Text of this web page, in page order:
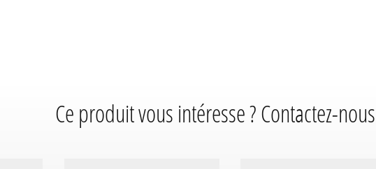
Ce produit vous intéresse ? Contactez-